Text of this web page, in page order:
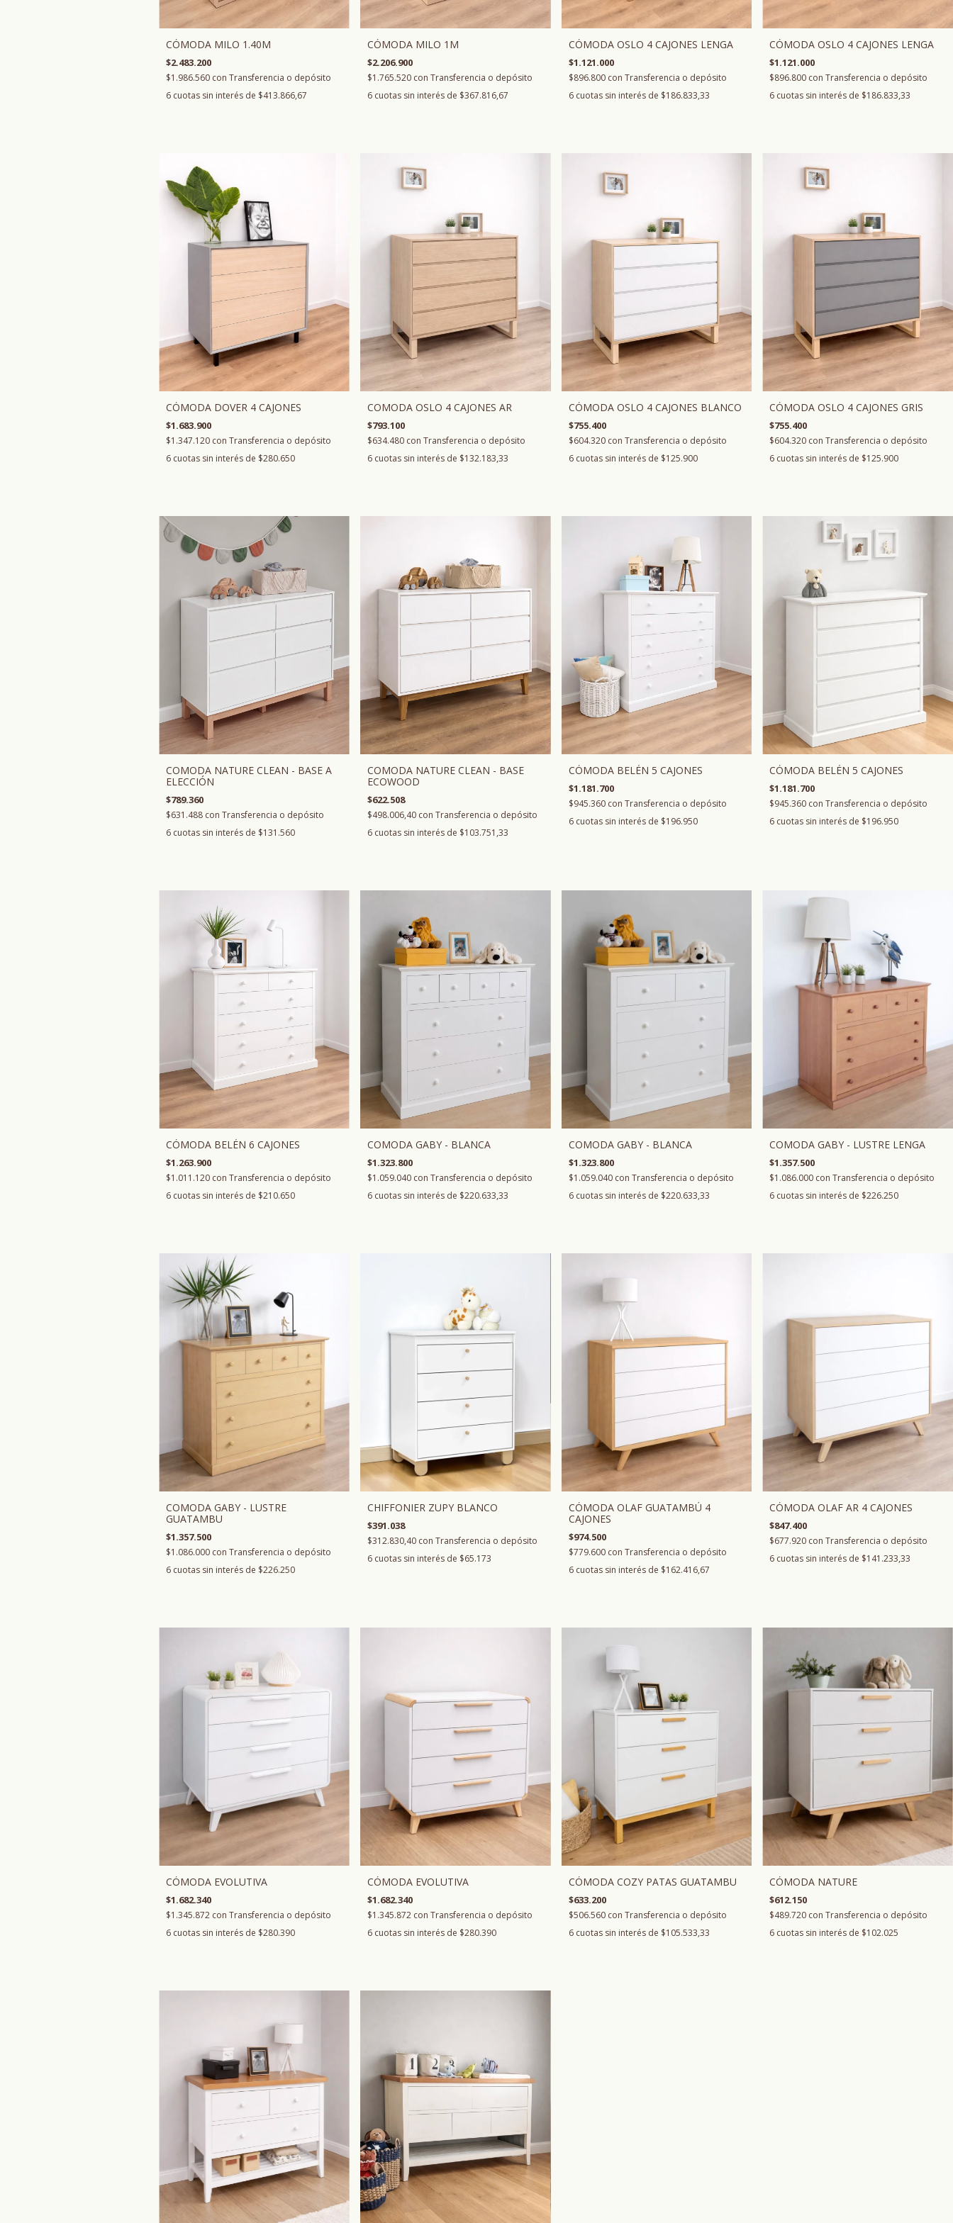
CÓMODA MILO 1.40M
$2.483.200
$1.986.560 con Transferencia o depósito
6 cuotas sin interés de $413.866,67
CÓMODA MILO 1M
$2.206.900
$1.765.520 con Transferencia o depósito
6 cuotas sin interés de $367.816,67
CÓMODA OSLO 4 CAJONES LENGA
$1.121.000
$896.800 con Transferencia o depósito
6 cuotas sin interés de $186.833,33
CÓMODA OSLO 4 CAJONES LENGA
$1.121.000
$896.800 con Transferencia o depósito
6 cuotas sin interés de $186.833,33
CÓMODA DOVER 4 CAJONES
$1.683.900
$1.347.120 con Transferencia o depósito
6 cuotas sin interés de $280.650
COMODA OSLO 4 CAJONES AR
$793.100
$634.480 con Transferencia o depósito
6 cuotas sin interés de $132.183,33
CÓMODA OSLO 4 CAJONES BLANCO
$755.400
$604.320 con Transferencia o depósito
6 cuotas sin interés de $125.900
CÓMODA OSLO 4 CAJONES GRIS
$755.400
$604.320 con Transferencia o depósito
6 cuotas sin interés de $125.900
COMODA NATURE CLEAN - BASE A
ELECCIÓN
$789.360
$631.488 con Transferencia o depósito
6 cuotas sin interés de $131.560
COMODA NATURE CLEAN - BASE
ECOWOOD
$622.508
$498.006,40 con Transferencia o depósito
6 cuotas sin interés de $103.751,33
CÓMODA BELÉN 5 CAJONES
$1.181.700
$945.360 con Transferencia o depósito
6 cuotas sin interés de $196.950
CÓMODA BELÉN 5 CAJONES
$1.181.700
$945.360 con Transferencia o depósito
6 cuotas sin interés de $196.950
CÓMODA BELÉN 6 CAJONES
$1.263.900
$1.011.120 con Transferencia o depósito
6 cuotas sin interés de $210.650
COMODA GABY - BLANCA
$1.323.800
$1.059.040 con Transferencia o depósito
6 cuotas sin interés de $220.633,33
COMODA GABY - BLANCA
$1.323.800
$1.059.040 con Transferencia o depósito
6 cuotas sin interés de $220.633,33
COMODA GABY - LUSTRE LENGA
$1.357.500
$1.086.000 con Transferencia o depósito
6 cuotas sin interés de $226.250
COMODA GABY - LUSTRE
GUATAMBU
$1.357.500
$1.086.000 con Transferencia o depósito
6 cuotas sin interés de $226.250
CHIFFONIER ZUPY BLANCO
$391.038
$312.830,40 con Transferencia o depósito
6 cuotas sin interés de $65.173
CÓMODA OLAF GUATAMBÚ 4
CAJONES
$974.500
$779.600 con Transferencia o depósito
6 cuotas sin interés de $162.416,67
CÓMODA OLAF AR 4 CAJONES
$847.400
$677.920 con Transferencia o depósito
6 cuotas sin interés de $141.233,33
CÓMODA EVOLUTIVA
$1.682.340
$1.345.872 con Transferencia o depósito
6 cuotas sin interés de $280.390
CÓMODA EVOLUTIVA
$1.682.340
$1.345.872 con Transferencia o depósito
6 cuotas sin interés de $280.390
CÓMODA COZY PATAS GUATAMBU
$633.200
$506.560 con Transferencia o depósito
6 cuotas sin interés de $105.533,33
CÓMODA NATURE
$612.150
$489.720 con Transferencia o depósito
6 cuotas sin interés de $102.025